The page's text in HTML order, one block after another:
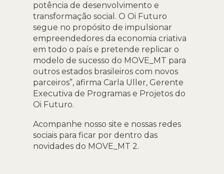
potência de desenvolvimento e
transformação social. O Oi Futuro
segue no propósito de impulsionar
empreendedores da economia criativa
em todo o país e pretende replicar o
modelo de sucesso do MOVE_MT para
outros estados brasileiros com novos
parceiros”, afirma Carla Uller, Gerente
Executiva de Programas e Projetos do
Oi Futuro.
Acompanhe nosso site e nossas redes
sociais para ficar por dentro das
novidades do MOVE_MT 2.